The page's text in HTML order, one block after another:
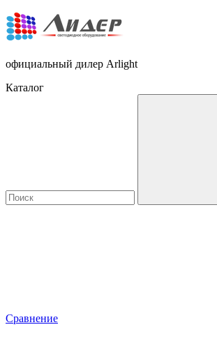
официальный дилер Arlight
Каталог
Сравнение